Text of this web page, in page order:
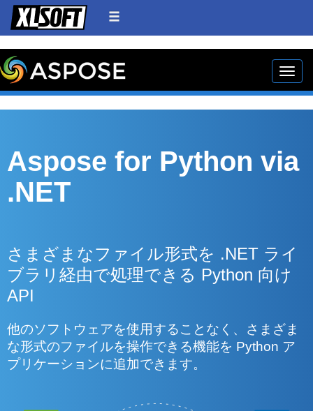
Aspose for Python via
.NET
さまざまなファイル形式を .NET ライ
ブラリ経由で処理できる Python 向け
API
他のソフトウェアを使用することなく、さまざま
な形式のファイルを操作できる機能を Python ア
プリケーションに追加できます。